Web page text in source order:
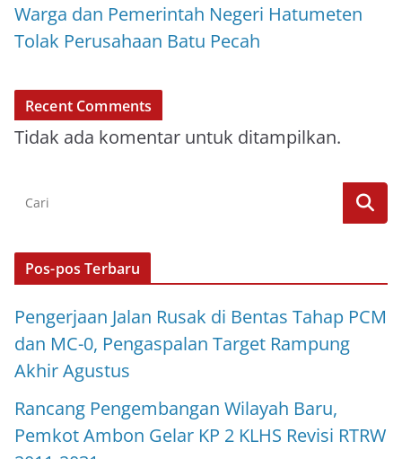
Warga dan Pemerintah Negeri Hatumeten
Tolak Perusahaan Batu Pecah
Recent Comments
Tidak ada komentar untuk ditampilkan.
Pos-pos Terbaru
Pengerjaan Jalan Rusak di Bentas Tahap PCM
dan MC-0, Pengaspalan Target Rampung
Akhir Agustus
Rancang Pengembangan Wilayah Baru,
Pemkot Ambon Gelar KP 2 KLHS Revisi RTRW